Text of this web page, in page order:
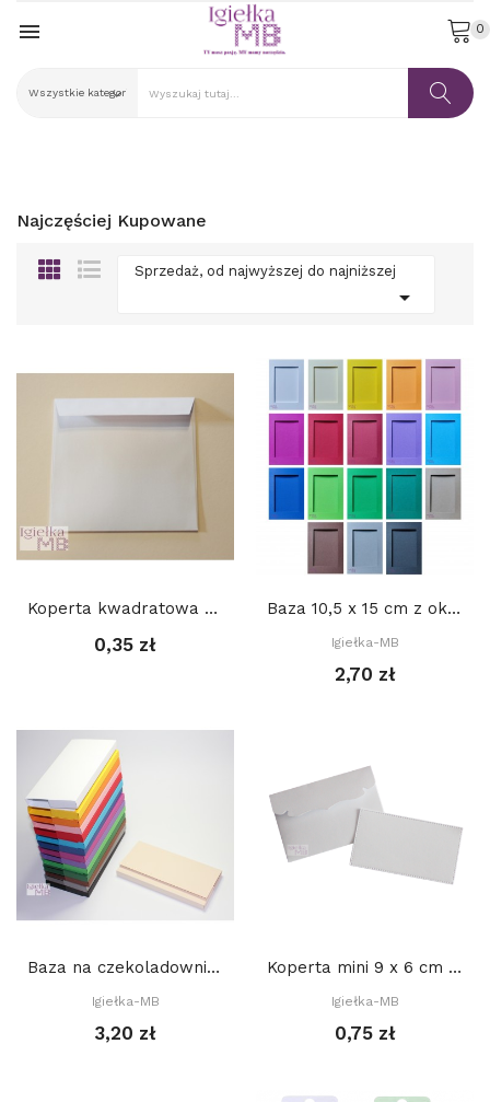
 0
Najczęściej Kupowane
Sprzedaż, od najwyższej do najniższej

Koperta kwadratowa 15,5 x 15,5 cm
0,35 zł
Baza 10,5 x 15 cm z okienkiem 7 x 10,5 cm...
Igiełka-MB
2,70 zł
Baza na czekoladownik mały 9,5 x 19 cm
Igiełka-MB
3,20 zł
Koperta mini 9 x 6 cm - BIAŁA + BIAŁY bilecik
Igiełka-MB
0,75 zł